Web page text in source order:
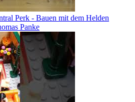
Perk - Bauen mit dem Helden
Panke